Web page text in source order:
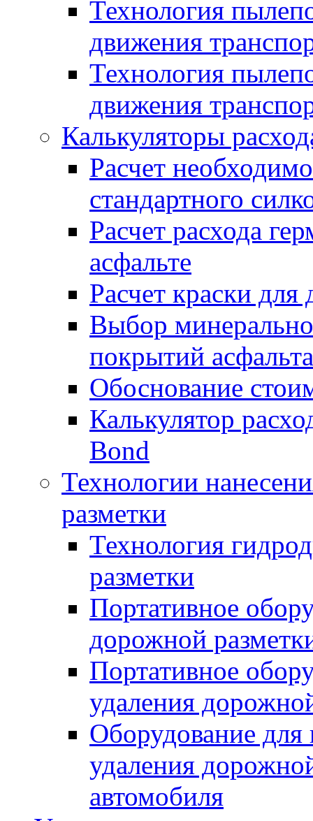
Технология
движения
Технология
движения
Калькуляторы
Расчет
стандартного
Расчет расхода
асфальте
Расчет краски
Выбор
покрытий асфальта
Обоснование
Калькулятор
Bond
Технологии
разметки
Технология
разметки
Портативное
дорожной
Портативное
удаления
Оборудование для
удаления
автомобиля